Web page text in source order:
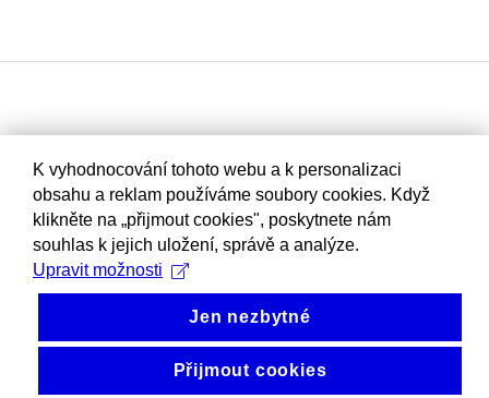
K vyhodnocování tohoto webu a k personalizaci
obsahu a reklam používáme soubory cookies. Když
klikněte na „přijmout cookies", poskytnete nám
souhlas k jejich uložení, správě a analýze.
Upravit možnosti
Jen nezbytné
Přijmout cookies